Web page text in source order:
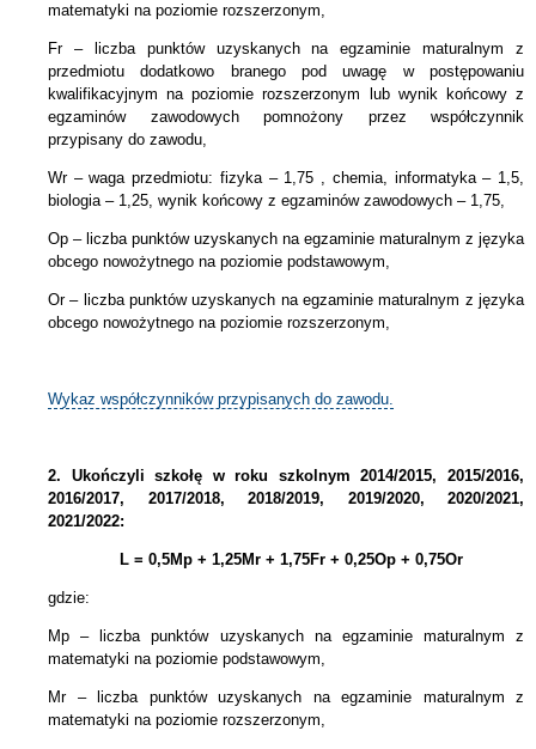
matematyki na poziomie rozszerzonym,
Fr – liczba punktów uzyskanych na egzaminie maturalnym z
przedmiotu dodatkowo branego pod uwagę w postępowaniu
kwalifikacyjnym na poziomie rozszerzonym lub wynik końcowy z
egzaminów zawodowych pomnożony przez współczynnik
przypisany do zawodu,
Wr – waga przedmiotu: fizyka – 1,75 , chemia, informatyka – 1,5,
biologia – 1,25, wynik końcowy z egzaminów zawodowych – 1,75,
Op – liczba punktów uzyskanych na egzaminie maturalnym z języka
obcego nowożytnego na poziomie podstawowym,
Or – liczba punktów uzyskanych na egzaminie maturalnym z języka
obcego nowożytnego na poziomie rozszerzonym,
Wykaz współczynników przypisanych do zawodu.
2. Ukończyli szkołę w roku szkolnym 2014/2015, 2015/2016,
2016/2017, 2017/2018, 2018/2019, 2019/2020, 2020/2021,
2021/2022:
L = 0,5Mp + 1,25Mr + 1,75Fr + 0,25Op + 0,75Or
gdzie:
Mp – liczba punktów uzyskanych na egzaminie maturalnym z
matematyki na poziomie podstawowym,
Mr – liczba punktów uzyskanych na egzaminie maturalnym z
matematyki na poziomie rozszerzonym,